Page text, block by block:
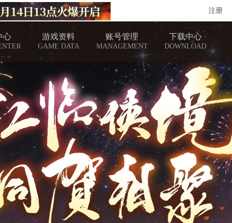
心 游戏资料
GAME DATA
账号管理
MANAGEMENT
下载中心
DOWNLOAD